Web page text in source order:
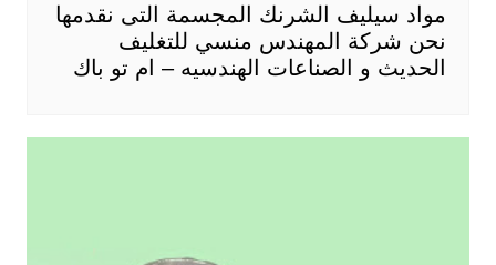
مواد سيليف الشرنك المجسمة التى نقدمها
نحن شركة المهندس منسي للتغليف
الحديث و الصناعات الهندسيه – ام تو باك